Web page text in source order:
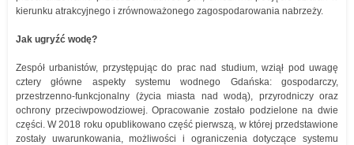
kierunku atrakcyjnego i zrównoważonego zagospodarowania nabrzeży.
Jak ugryźć wodę?
Zespół urbanistów, przystępując do prac nad studium, wziął pod uwagę
cztery główne aspekty systemu wodnego Gdańska: gospodarczy,
przestrzenno-funkcjonalny (życia miasta nad wodą), przyrodniczy oraz
ochrony przeciwpowodziowej. Opracowanie zostało podzielone na dwie
części. W 2018 roku opublikowano część pierwszą, w której przedstawione
zostały uwarunkowania, możliwości i ograniczenia dotyczące systemu